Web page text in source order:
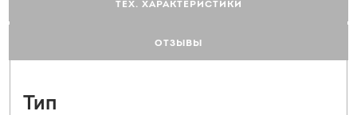
ТЕХ. ХАРАКТЕРИСТИКИ
ОТЗЫВЫ
Тип